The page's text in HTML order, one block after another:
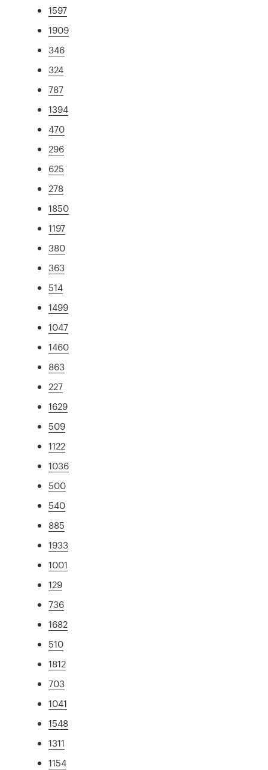
1597
1909
346
324
787
1394
470
296
625
278
1850
1197
380
363
514
1499
1047
1460
863
227
1629
509
1122
1036
500
540
885
1933
1001
129
736
1682
510
1812
703
1041
1548
1311
1154